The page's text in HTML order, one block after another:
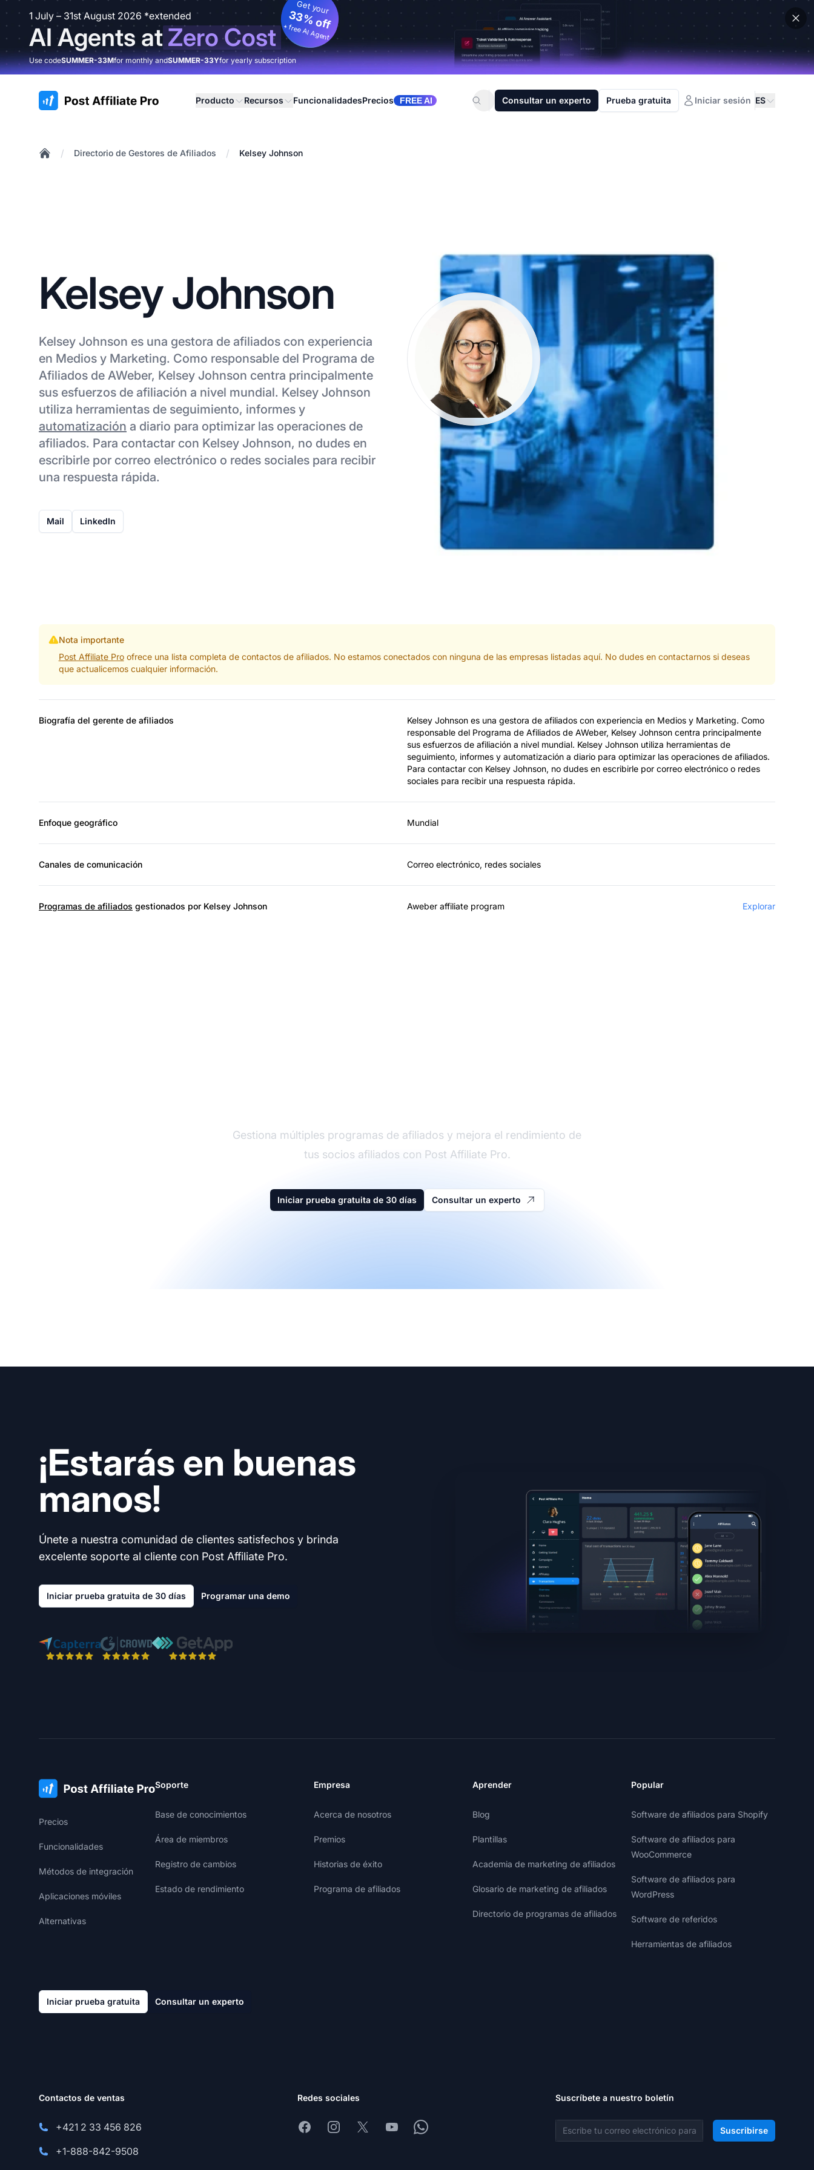
1 July – 31st August 2026 *extended
AI Agents atZero Cost
Get your
33% off
+ free AI Agent
Use codeSUMMER-33Mfor monthly andSUMMER-33Yfor yearly subscription
:site.title Producto Recursos FuncionalidadesPrecios FREE AI Consultar un experto Prueba gratuita Iniciar sesión ES
/ Directorio de Gestores de Afiliados / Kelsey Johnson
Kelsey Johnson
Kelsey Johnson es una gestora de afiliados con experiencia
en Medios y Marketing. Como responsable del Programa de
Afiliados de AWeber, Kelsey Johnson centra principalmente
sus esfuerzos de afiliación a nivel mundial. Kelsey Johnson
utiliza herramientas de seguimiento, informes y
automatización a diario para optimizar las operaciones de
afiliados. Para contactar con Kelsey Johnson, no dudes en
escribirle por correo electrónico o redes sociales para recibir
una respuesta rápida.
Mail LinkedIn
Nota importante
Post Affiliate Proofrece una lista completa de contactos de afiliados. No estamos conectados con ninguna de las empresas listadas aquí. No dudes en contactarnos si deseas
que actualicemos cualquier información.
Biografía del gerente de afiliados
Kelsey Johnson es una gestora de afiliados con experiencia en Medios y Marketing. Como
responsable del Programa de Afiliados de AWeber, Kelsey Johnson centra principalmente
sus esfuerzos de afiliación a nivel mundial. Kelsey Johnson utiliza herramientas de
seguimiento, informes y automatización a diario para optimizar las operaciones de afiliados.
Para contactar con Kelsey Johnson, no dudes en escribirle por correo electrónico o redes
sociales para recibir una respuesta rápida.
Enfoque geográfico Mundial
Canales de comunicación Correo electrónico, redes sociales
Programas de afiliados gestionados por Kelsey Johnson Aweber affiliate program Explorar
Gestiona múltiples programas de afiliados y mejora el rendimiento de
tus socios afiliados con Post Affiliate Pro.
Iniciar prueba gratuita de 30 días Consultar un experto
¡Estarás en buenas
manos!
Únete a nuestra comunidad de clientes satisfechos y brinda
excelente soporte al cliente con Post Affiliate Pro.
Iniciar prueba gratuita de 30 días Programar una demo
Precios
Funcionalidades
Métodos de integración
Aplicaciones móviles
Alternativas
Soporte
Base de conocimientos
Área de miembros
Registro de cambios
Estado de rendimiento
Empresa
Acerca de nosotros
Premios
Historias de éxito
Programa de afiliados
Aprender
Blog
Plantillas
Academia de marketing de afiliados
Glosario de marketing de afiliados
Directorio de programas de afiliados
Popular
Software de afiliados para Shopify
Software de afiliados para
WooCommerce
Software de afiliados para
WordPress
Software de referidos
Herramientas de afiliados
Iniciar prueba gratuita Consultar un experto
Contactos de ventas
+421 2 33 456 826
+1-888-842-9508
Redes sociales
FacebookInstagram
X YoutubeWhatsapp
Suscríbete a nuestro boletín
Dirección de correo electrónico Suscribirse